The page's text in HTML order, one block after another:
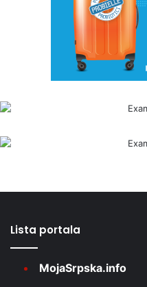
Lista portala
MojaSrpska.info